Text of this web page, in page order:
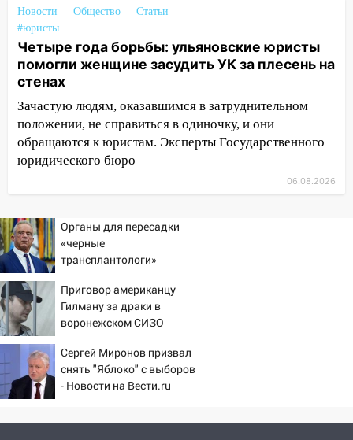
10:27
днем 6 августа: список АЗС
10:16
Внимание! В Ульяновской области
объявлена ракетная опасность
10:00 В Старомайнском районе утонул
51-летний мужчина
09:50 В Ульяновске черный коршун
юному велосипедисту на улице
Чернышевского
08:21
велосипеда
07:18
В Ульяновск идет
тридцатиградусная жара: какая будет
погода в четверг
06:00
Четыре года борьбы: ульяновские
юристы помогли женщине засудить УК
за плесень на стенах
Новости Общество
Статьи
#юристы
Четыре года борьбы: ульяновские юристы
помогли женщине засудить УК за плесень на
стенах
Зачастую людям, оказавшимся в затруднительном
положении, не справиться в одиночку, и они
обращаются к юристам. Эксперты Государственного
юридического бюро —
06.08.2026
Органы для пересадки
«черные
трансплантологи»
пациентов
Приговор американцу
Гилману за драки в
воронежском СИЗО
Новости на Вести.ru
Сергей Миронов призвал
снять "Яблоко" с выборов
- Новости на Вести.ru